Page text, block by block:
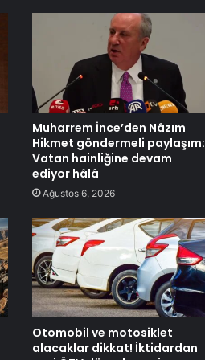
Muharrem İnce’den Nâzım
Hikmet göndermeli paylaşım:
Vatan hainliğine devam
ediyor hâlâ
Ağustos 6, 2026
Otomobil ve motosiklet
alacaklar dikkat! İktidardan